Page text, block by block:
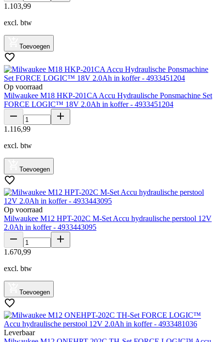
1 .103,99
excl. btw
Toevoegen
Op voorraad
Milwaukee M18 HKP-201CA Accu Hydraulische Ponsmachine Set
FORCE LOGIC™ 18V 2.0Ah in koffer - 4933451204
1 .116,99
excl. btw
Toevoegen
Op voorraad
Milwaukee M12 HPT-202C M-Set Accu hydraulische perstool 12V
2.0Ah in koffer - 4933443095
1 .670,99
excl. btw
Toevoegen
Leverbaar